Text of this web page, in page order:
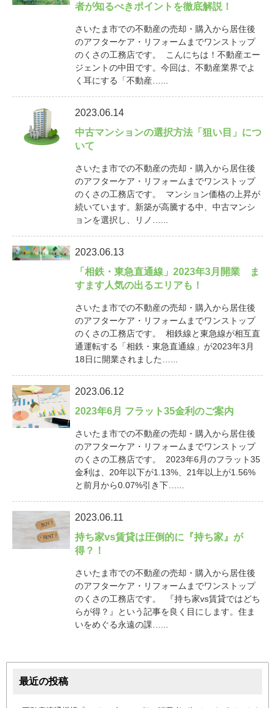
者が知るべきポイントを徹底解説！
さいたま市での不動産の売却・購入から居住後
のアフターケア・リフォームまでワンストップ
のくさの工務店です。 こんにちは！不動産エー
ジェントの中田です。今回は、不動産業界でよ
く耳にする「不動産…...
2023.06.14
中古マンションの選択方法「狙い目」につ
いて
さいたま市での不動産の売却・購入から居住後
のアフターケア・リフォームまでワンストップ
のくさの工務店です。 マンション価格の上昇が
続いています。新築が高騰する中、中古マンシ
ョンを選択し、リノ…...
2023.06.13
「相鉄・東急直通線」2023年3月開業 ま
すます人気の出るエリアも！
さいたま市での不動産の売却・購入から居住後
のアフターケア・リフォームまでワンストップ
のくさの工務店です。 相鉄線と東急線が相互直
通運転する「相鉄・東急直通線」が2023年3月
18日に開業されました…...
2023.06.12
2023年6月 フラット35金利のご案内
さいたま市での不動産の売却・購入から居住後
のアフターケア・リフォームまでワンストップ
のくさの工務店です。 2023年6月のフラット35
金利は、20年以下が1.13%、21年以上が1.56%
と前月から0.07%引き下…...
2023.06.11
持ち家vs賃貸は圧倒的に『持ち家』が
得？！
さいたま市での不動産の売却・購入から居住後
のアフターケア・リフォームまでワンストップ
のくさの工務店です。 『持ち家vs賃貸ではどち
らが得？』という記事を良く目にします。住ま
いをめぐる永遠の課…...
最近の投稿